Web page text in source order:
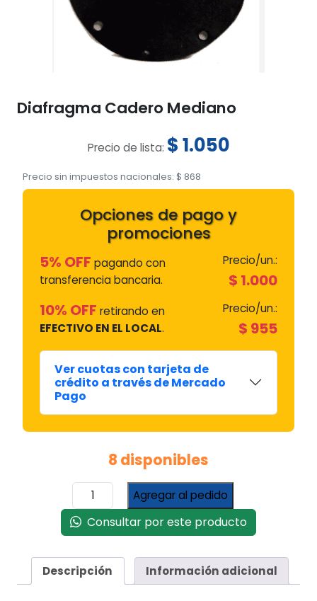
Diafragma Cadero Mediano
Precio de lista: $1.050
Precio sin impuestos nacionales: $ 868
Opciones de pago y
promociones
5% OFF pagando con
transferencia bancaria.
Precio/un.:
$ 1.000
10% OFF retirando en
EFECTIVO EN EL LOCAL.
Precio/un.:
$ 955
Ver cuotas con tarjeta de
crédito a través de Mercado
Pago
8 disponibles
Diafragma
Cadero
Mediano
cantidad
Agregar al pedido
Consultar por este producto
Descripción Información adicional